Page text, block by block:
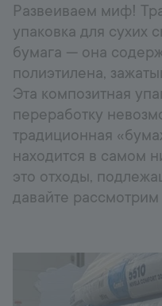
О нас
Контакты
Карьера
Горячая линия
Uzbekistan
Развеиваем миф!
упаковка для сухих
бумага — она
полиэтилена,
Эта композитная
переработку
традиционная
находится в самом
это отходы,
давайте